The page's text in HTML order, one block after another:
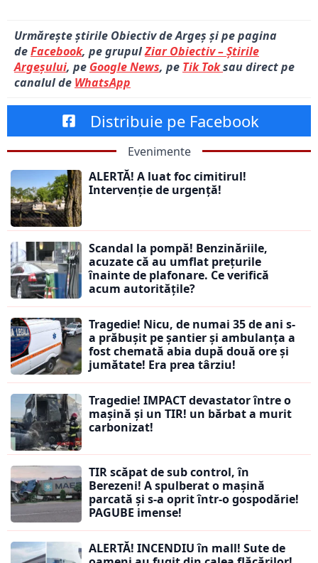
Urmărește știrile Obiectiv de Argeș și pe pagina
deFacebook, pe grupulZiar Obiectiv – Știrile
Argeșului, pe Google News, pe Tik Toksau direct pe
canalul de WhatsApp
Distribuie pe Facebook
Evenimente
ALERTĂ! A luat foc cimitirul!
Intervenție de urgență!
Scandal la pompă! Benzinăriile,
acuzate că au umflat prețurile
înainte de plafonare. Ce verifică
acum autoritățile?
Tragedie! Nicu, de numai 35 de ani s-
a prăbușit pe șantier și ambulanța a
fost chemată abia după două ore și
jumătate! Era prea târziu!
Tragedie! IMPACT devastator între o
mașină și un TIR! un bărbat a murit
carbonizat!
TIR scăpat de sub control, în
Berezeni! A spulberat o mașină
parcată și s-a oprit într-o gospodărie!
PAGUBE imense!
ALERTĂ! INCENDIU în mall! Sute de